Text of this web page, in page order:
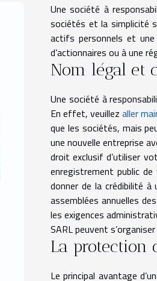
Une société à
sociétés et la simplicité
actifs personnels et
d’actionnaires ou à une
Nom légal et
Une société à
En effet, veuillez aller
que les sociétés, mais
une nouvelle entreprise
droit exclusif d’utiliser
enregistrement public
donner de la crédibilité
assemblées annuelles
les exigences
SARL peuvent
La protection
Le principal avantage